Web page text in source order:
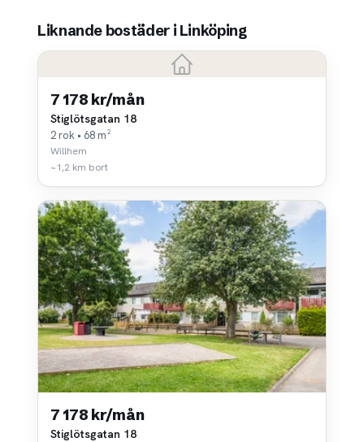
Liknande bostäder i Linköping
7 178 kr/mån
Stiglötsgatan 18
2 rok • 68 m²
Willhem
~1,2 km bort
7 178 kr/mån
Stiglötsgatan 18